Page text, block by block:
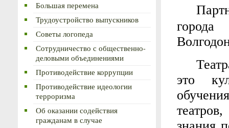
Большая перемена
Трудоустройство выпускников
Советы логопеда
Сотрудничество с общественно-
деловыми объединениями
Противодействие коррупции
Противодействие идеологии
терроризма
Об оказании содействия
гражданам в случае
города
это